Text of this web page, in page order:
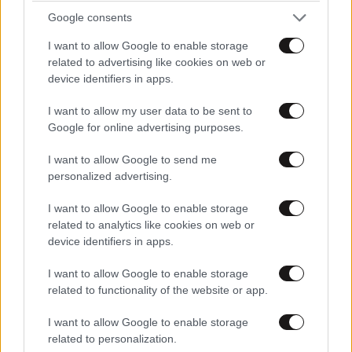
Google consents
I want to allow Google to enable storage
related to advertising like cookies on web or
device identifiers in apps.
I want to allow my user data to be sent to
Google for online advertising purposes.
I want to allow Google to send me
personalized advertising.
I want to allow Google to enable storage
related to analytics like cookies on web or
device identifiers in apps.
I want to allow Google to enable storage
related to functionality of the website or app.
I want to allow Google to enable storage
related to personalization.
Απαντώντας στον ευρύτερο προβληματισμό που
έχει προκύψει, η κ. Δημογλίδου, μετέφερε τη θέση
των ειδικών ότι η ύπαρξη ψυχικών δυσκολιών δεν
συνεπάγεται αυτομάτως ανικανότητα άσκησης
καθηκόντων.
«Ένας άνθρωπος μπορεί να αντιμετωπίζει
υπηρεσία του», ανέφερε, υπογραμμίζοντας ότι στην
προκειμένη περίπτωση «δεν είχε δοθεί κανένα
σημάδι στην υπηρεσία, ώστε να λειτουργήσει με
διαφορετικό τρόπο».
βρίσκεται σε εξέλιξη.